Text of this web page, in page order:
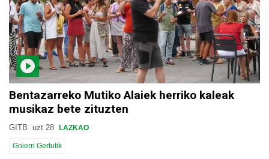
Bentazarreko Mutiko Alaiek herriko kaleak
musikaz bete zituzten
GITB uzt 28 LAZKAO
Goierri Gertutik